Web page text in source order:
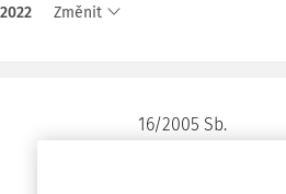
Změnit
16/2005 Sb.